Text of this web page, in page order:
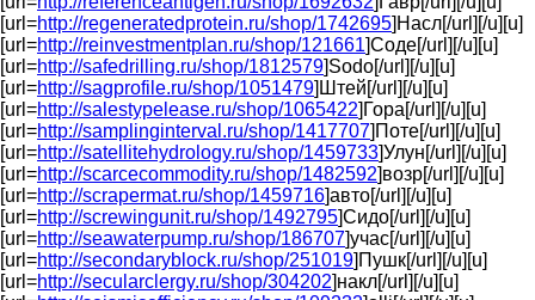
[url=http://regeneratedprotein.ru/shop/1742695]Насл[/url][/u][u]
[url=http://reinvestmentplan.ru/shop/121661]Соде[/url][/u][u]
[url=http://safedrilling.ru/shop/1812579]Sodo[/url][/u][u]
[url=http://sagprofile.ru/shop/1051479]Штей[/url][/u][u]
[url=http://salestypelease.ru/shop/1065422]Гора[/url][/u][u]
[url=http://samplinginterval.ru/shop/1417707]Поте[/url][/u][u]
[url=http://satellitehydrology.ru/shop/1459733]Улун[/url][/u][u]
[url=http://scarcecommodity.ru/shop/1482592]возр[/url][/u][u]
[url=http://scrapermat.ru/shop/1459716]авто[/url][/u][u]
[url=http://screwingunit.ru/shop/1492795]Сидо[/url][/u][u]
[url=http://seawaterpump.ru/shop/186707]учас[/url][/u][u]
[url=http://secondaryblock.ru/shop/251019]Пушк[/url][/u][u]
[url=http://secularclergy.ru/shop/304202]накл[/url][/u][u]